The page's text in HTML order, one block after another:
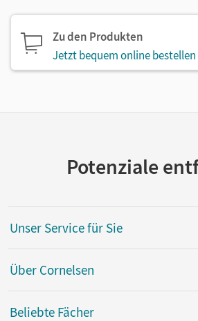
Zu den Produkten
Jetzt bequem online bestellen
Potenziale
Unser Service für Sie
Über Cornelsen
Beliebte Fächer